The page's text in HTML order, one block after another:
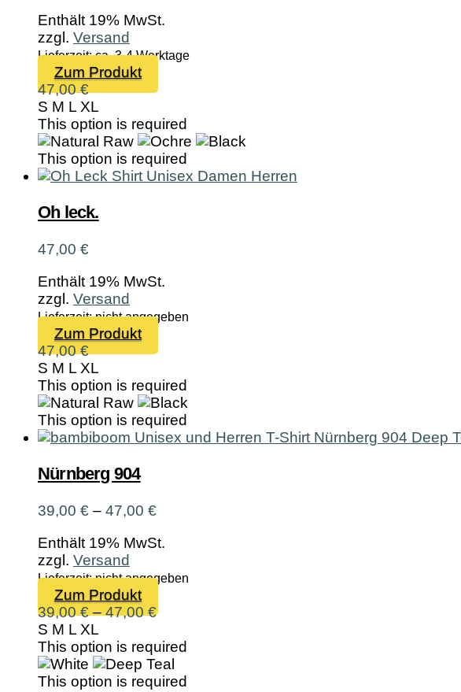
gewählt
Enthält 19% MwSt.
zzgl. Versand
Lieferzeit: ca. 3-4 Werktage
Zum Produkt
Produkt
mehrere
Varianten
auf.
Die
gewählt
47,00€
S M L XL
This option is required
This option is required
Oh leck.
47,00 €
Enthält 19% MwSt.
zzgl. Versand
Lieferzeit: nicht angegeben
Zum Produkt
Produkt
mehrere
Varianten
auf.
Die
gewählt
47,00€
S M L XL
This option is required
This option is required
Nürnberg 904
39,00 € – 47,00 €Preisspanne:
bis
Enthält 19% MwSt.
zzgl. Versand
Lieferzeit: nicht angegeben
Zum Produkt
Produkt
mehrere
Varianten
auf.
39,00€ –47,00€Preisspanne:
bis
47,00 €
S M L XL
This option is required
This option is required